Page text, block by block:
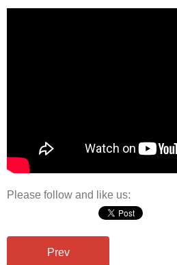
Please follow and like us:
Prev